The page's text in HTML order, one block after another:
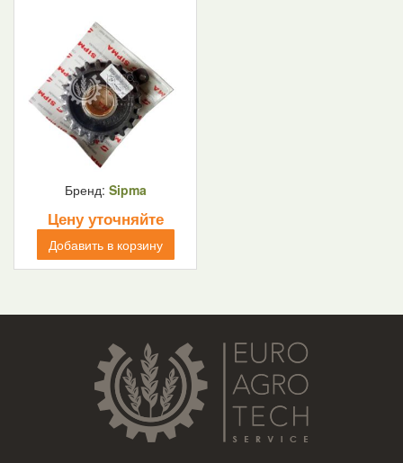
Бренд: Sipma
Цену уточняйте
Добавить в корзину